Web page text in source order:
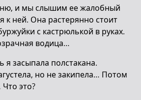
и мы слышим ее жалобный
к ней. Она растерянно стоит
с кастрюлькой в руках.
водица…
я засыпала полстакана.
но не закипела… Потом
это?